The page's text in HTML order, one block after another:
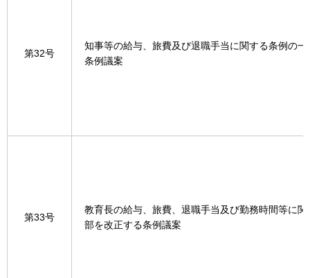
第32号
知事等の給与、旅費及び退職手当に関する条例の
条例議案
第33号
教育長の給与、旅費、退職手当及び勤務時間等に
部を改正する条例議案